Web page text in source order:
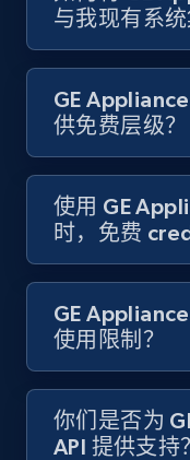
Target - Gather
specified
URL, Product id,
Rating, Reviews
and more.
1.3K+
Target -
URL, Product id,
and more.
1.3K+
与我现有系统
GE
供免费层级？
使用 GE
时，免费
GE
使用限制？
你们是否为
API 提供支持？